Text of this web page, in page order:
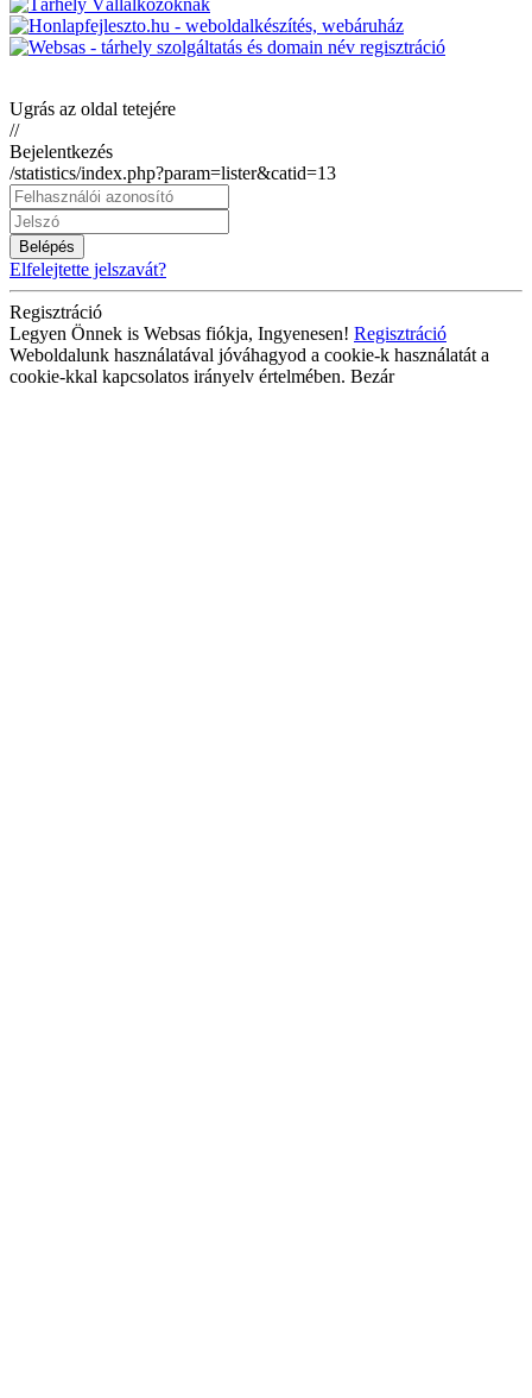
Ugrás az oldal tetejére
//
Bejelentkezés
/statistics/index.php?param=lister&catid=13
Belépés
Elfelejtette jelszavát?
Regisztráció
Legyen Önnek is Websas fiókja, Ingyenesen! Regisztráció
Weboldalunk használatával jóváhagyod a cookie-k használatát a
cookie-kkal kapcsolatos irányelv értelmében. Bezár